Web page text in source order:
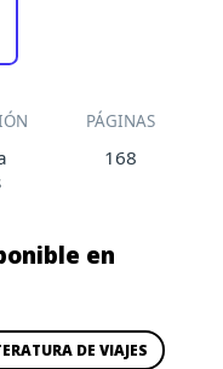
PÁGINAS
168
en
DE VIAJES